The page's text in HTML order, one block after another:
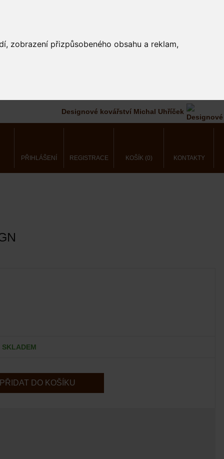
zobrazení přizpůsobeného obsahu a reklam,
Designové kovářství Michal Uhříček
PŘIHLÁŠENÍ REGISTRACE KOŠÍK (0) KONTAKTY
SKLADEM
PŘIDAT DO KOŠÍKU